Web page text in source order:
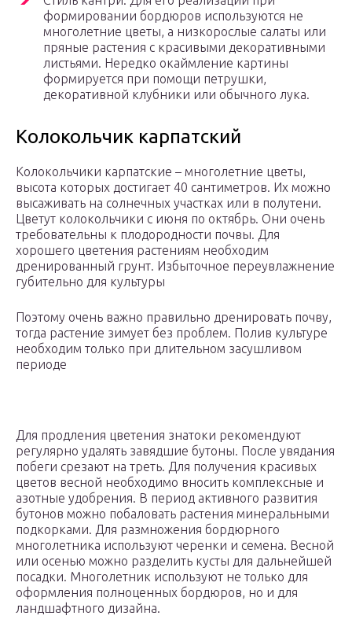
формировании бордюров используются не
многолетние цветы, а низкорослые салаты или
пряные растения с красивыми декоративными
листьями. Нередко окаймление картины
формируется при помощи петрушки,
декоративной клубники или обычного лука.
Колокольчик карпатский
Колокольчики карпатские – многолетние цветы,
высота которых достигает 40 сантиметров. Их можно
высаживать на солнечных участках или в полутени.
Цветут колокольчики с июня по октябрь. Они очень
требовательны к плодородности почвы. Для
хорошего цветения растениям необходим
дренированный грунт. Избыточное переувлажнение
губительно для культуры
Поэтому очень важно правильно дренировать почву,
тогда растение зимует без проблем. Полив культуре
необходим только при длительном засушливом
периоде
Для продления цветения знатоки рекомендуют
регулярно удалять завядшие бутоны. После увядания
побеги срезают на треть. Для получения красивых
цветов весной необходимо вносить комплексные и
азотные удобрения. В период активного развития
бутонов можно побаловать растения минеральными
подкорками. Для размножения бордюрного
многолетника используют черенки и семена. Весной
или осенью можно разделить кусты для дальнейшей
посадки. Многолетник используют не только для
оформления полноценных бордюров, но и для
ландшафтного дизайна.